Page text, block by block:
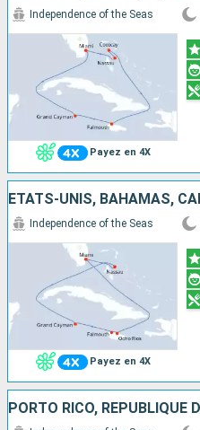
Payez en 4X
Independence of the Seas
Payez en 4X
Independence of the Seas